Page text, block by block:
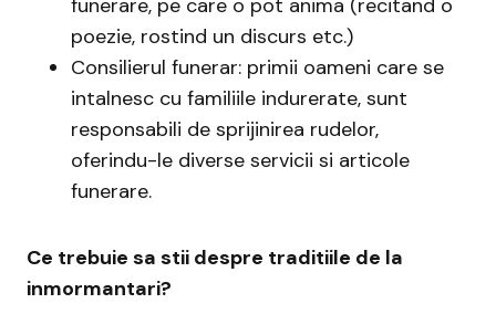
poezie, rostind un discurs etc.)
Consilierul funerar: primii oameni care se
intalnesc cu familiile indurerate, sunt
responsabili de sprijinirea rudelor,
oferindu-le diverse servicii si articole
funerare.
Ce trebuie sa stii despre traditiile de la
inmormantari?